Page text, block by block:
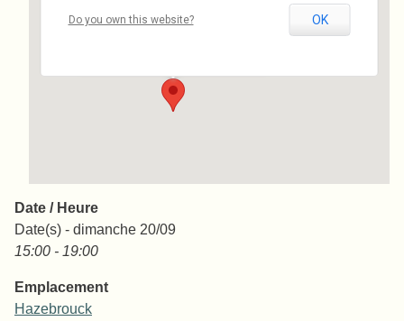
Hazebrouck
Do you own this website? OK
Date / Heure
Date(s) - dimanche 20/09
15:00 - 19:00
Emplacement
Hazebrouck